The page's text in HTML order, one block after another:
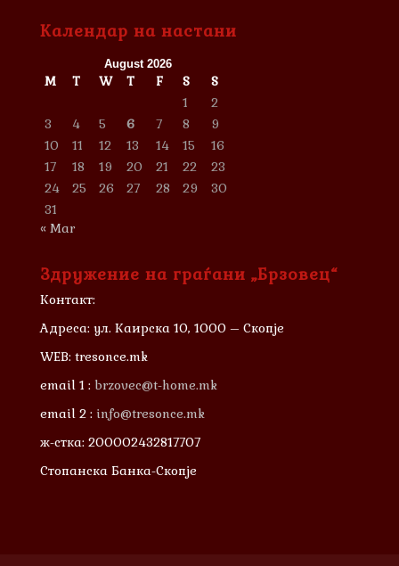
Календар на настани
August 2026
M T W T F S
S
1
2
3
4 5 6 7 8
9
10
11 12 13 14 15
16
17
18 19 20 21 22
23
24
25 26 27 28 29
30
31
« Mar
Здружение на граѓани „Брзовец“
Контакт:
Адреса: ул. Каирска 10, 1000 – Скопје
WEB: tresonce.mk
email 1 : brzovec@t-home.mk
email 2 : info@tresonce.mk
ж-стка: 200002432817707
Стопанска Банка-Скопје